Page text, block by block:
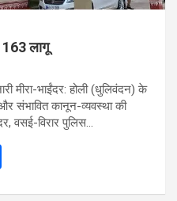
163 लागू
मीरा-भाईंदर: होली (धुलिवंदन) के
संभावित कानून-व्यवस्था की
वसई-विरार पुलिस…